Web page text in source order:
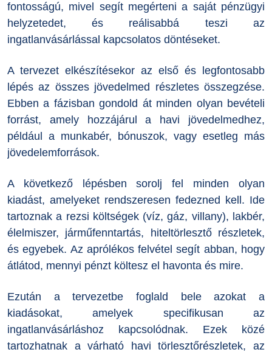
fontosságú, mivel segít megérteni a saját pénzügyi
helyzetedet, és reálisabbá teszi az
ingatlanvásárlással kapcsolatos döntéseket.
A tervezet elkészítésekor az első és legfontosabb
lépés az összes jövedelmed részletes összegzése.
Ebben a fázisban gondold át minden olyan bevételi
forrást, amely hozzájárul a havi jövedelmedhez,
például a munkabér, bónuszok, vagy esetleg más
jövedelemforrások.
A következő lépésben sorolj fel minden olyan
kiadást, amelyeket rendszeresen fedezned kell. Ide
tartoznak a rezsi költségek (víz, gáz, villany), lakbér,
élelmiszer, járműfenntartás, hiteltörlesztő részletek,
és egyebek. Az aprólékos felvétel segít abban, hogy
átlátod, mennyi pénzt költesz el havonta és mire.
Ezután a tervezetbe foglald bele azokat a
kiadásokat, amelyek specifikusan az
ingatlanvásárláshoz kapcsolódnak. Ezek közé
tartozhatnak a várható havi törlesztőrészletek, az